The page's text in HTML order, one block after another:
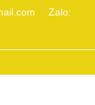
Zalo: